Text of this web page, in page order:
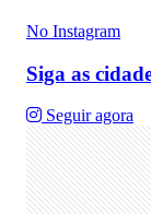
No Instagram
Siga as
Seguir agora